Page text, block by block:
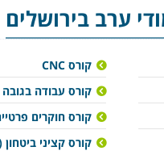
ערב בירושלים
קורס CNC
קורס עבודה בגובה
קורס חוקרים
קורס קציני